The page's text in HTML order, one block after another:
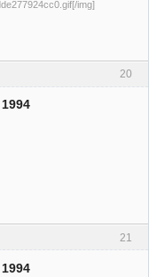
img]
20
21